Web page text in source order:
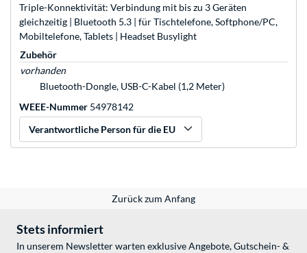
Triple-Konnektivität: Verbindung mit bis zu 3 Geräten
gleichzeitig | Bluetooth 5.3 | für Tischtelefone, Softphone/PC,
Mobiltelefone, Tablets | Headset Busylight
Zubehör
vorhanden
Bluetooth-Dongle, USB-C-Kabel (1,2 Meter)
WEEE-Nummer 54978142
Verantwortliche Person für die EU
Zurück zum Anfang
Stets informiert
In unserem Newsletter warten exklusive Angebote, Gutschein- &